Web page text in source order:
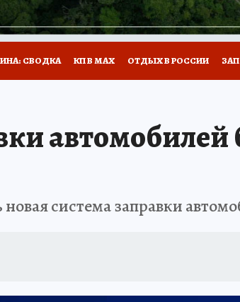
СВОДКА КП В МАХ ОТДЫХ В РОССИИ
автомобилей
система заправки